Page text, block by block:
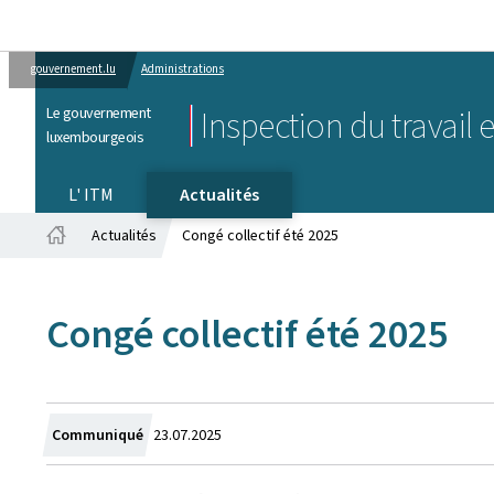
gouvernement.lu Administrations
Le gouvernement
luxembourgeois
Inspection du travail
L' ITM
Actualités
Actualités Congé collectif été 2025
Congé collectif été 2025
Communiqué Crée
le
23.07.2025